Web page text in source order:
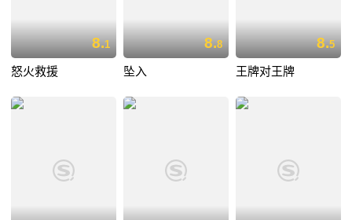
8.1
怒火救援
8.8
坠入
8.5
王牌对王牌